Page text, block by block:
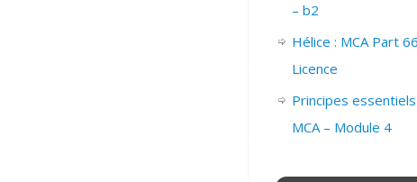
– b2
Hélice : MCA Part
Licence
Principes
MCA – Module 4